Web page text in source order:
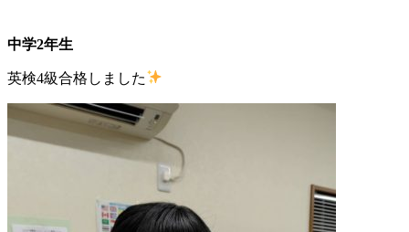
中学2年生
英検4級合格しました